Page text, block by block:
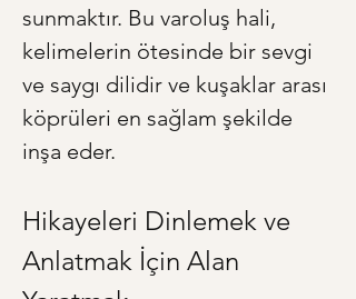
sunmaktır. Bu varoluş hali,
kelimelerin ötesinde bir sevgi
ve saygı dilidir ve kuşaklar arası
köprüleri en sağlam şekilde
inşa eder.
Hikayeleri Dinlemek ve
Anlatmak İçin Alan